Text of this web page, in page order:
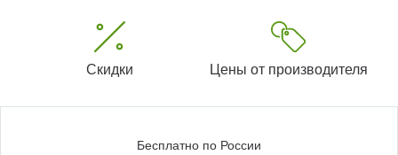
Скидки Цены от производителя
Бесплатно по России